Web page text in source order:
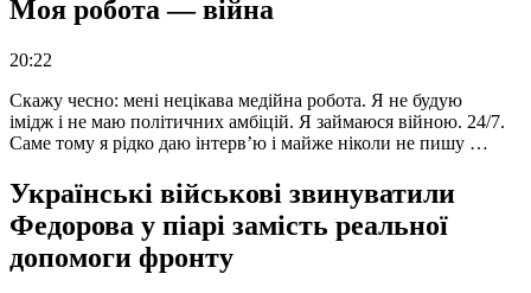
Моя робота — війна
20:22
Скажу чесно: мені нецікава медійна робота. Я не будую
імідж і не маю політичних амбіцій. Я займаюся війною. 24/7.
Саме тому я рідко даю інтерв’ю і майже ніколи не пишу …
Українські військові звинуватили
Федорова у піарі замість реальної
допомоги фронту